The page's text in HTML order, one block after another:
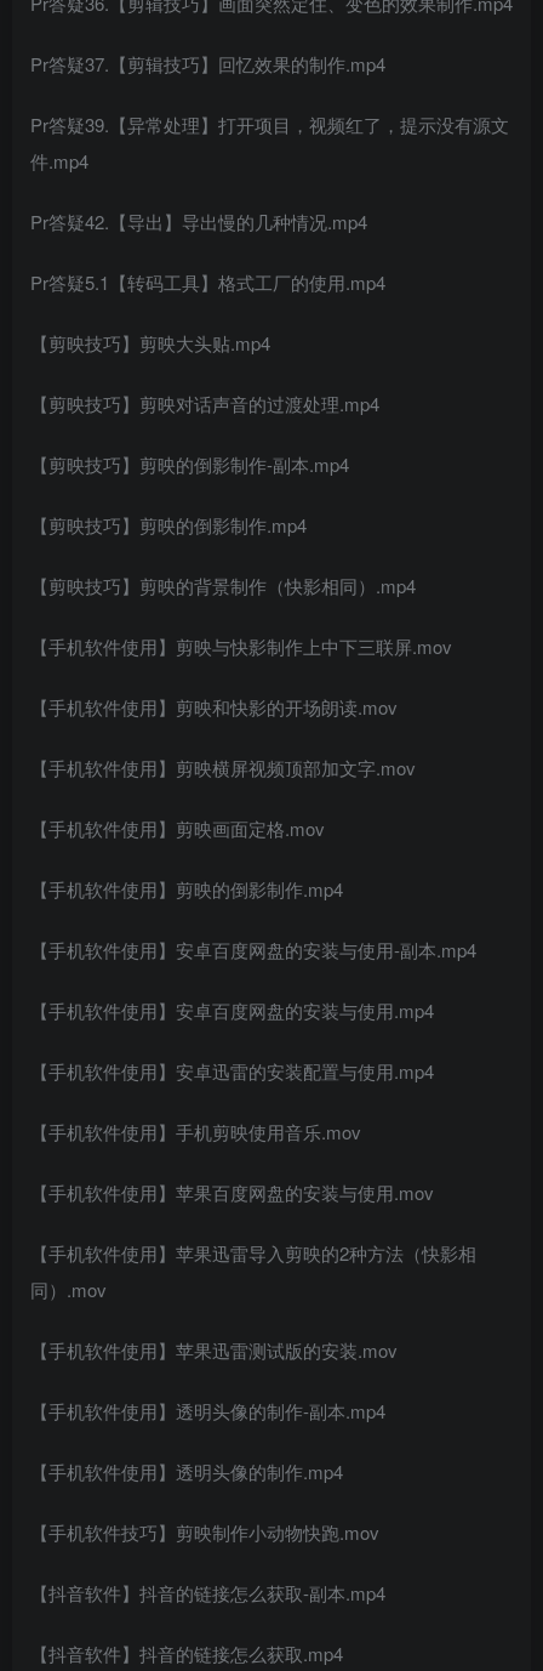
Pr答疑37.【剪辑技巧】回忆效果的制作.mp4
Pr答疑39.【异常处理】打开项目，视频红了，提示没有源文
件.mp4
Pr答疑42.【导出】导出慢的几种情况.mp4
Pr答疑5.1【转码工具】格式工厂的使用.mp4
【剪映技巧】剪映大头贴.mp4
【剪映技巧】剪映对话声音的过渡处理.mp4
【剪映技巧】剪映的倒影制作-副本.mp4
【剪映技巧】剪映的倒影制作.mp4
【剪映技巧】剪映的背景制作（快影相同）.mp4
【手机软件使用】剪映与快影制作上中下三联屏.mov
【手机软件使用】剪映和快影的开场朗读.mov
【手机软件使用】剪映横屏视频顶部加文字.mov
【手机软件使用】剪映画面定格.mov
【手机软件使用】剪映的倒影制作.mp4
【手机软件使用】安卓百度网盘的安装与使用-副本.mp4
【手机软件使用】安卓百度网盘的安装与使用.mp4
【手机软件使用】安卓迅雷的安装配置与使用.mp4
【手机软件使用】手机剪映使用音乐.mov
【手机软件使用】苹果百度网盘的安装与使用.mov
【手机软件使用】苹果迅雷导入剪映的2种方法（快影相
同）.mov
【手机软件使用】苹果迅雷测试版的安装.mov
【手机软件使用】透明头像的制作-副本.mp4
【手机软件使用】透明头像的制作.mp4
【手机软件技巧】剪映制作小动物快跑.mov
【抖音软件】抖音的链接怎么获取-副本.mp4
【抖音软件】抖音的链接怎么获取.mp4